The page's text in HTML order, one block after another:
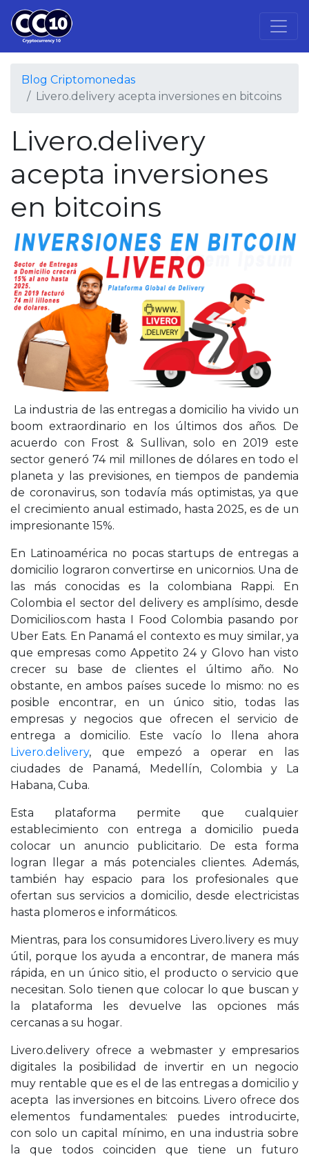
Blog Criptomonedas
Livero.delivery acepta inversiones en bitcoins
Livero.delivery
acepta inversiones
en bitcoins
La industria de las entregas a domicilio ha vivido un
boom extraordinario en los últimos dos años. De
acuerdo con Frost & Sullivan, solo en 2019 este
sector generó 74 mil millones de dólares en todo el
planeta y las previsiones, en tiempos de pandemia
de coronavirus, son todavía más optimistas, ya que
el crecimiento anual estimado, hasta 2025, es de un
impresionante 15%.
En Latinoamérica no pocas startups de entregas a
domicilio lograron convertirse en unicornios. Una de
las más conocidas es la colombiana Rappi. En
Colombia el sector del delivery es amplísimo, desde
Domicilios.com hasta I Food Colombia pasando por
Uber Eats. En Panamá el contexto es muy similar, ya
que empresas como Appetito 24 y Glovo han visto
crecer su base de clientes el último año. No
obstante, en ambos países sucede lo mismo: no es
posible encontrar, en un único sitio, todas las
empresas y negocios que ofrecen el servicio de
entrega a domicilio. Este vacío lo llena ahora
Livero.delivery, que empezó a operar en las
ciudades de Panamá, Medellín, Colombia y La
Habana, Cuba.
Esta plataforma permite que cualquier
establecimiento con entrega a domicilio pueda
colocar un anuncio publicitario. De esta forma
logran llegar a más potenciales clientes. Además,
también hay espacio para los profesionales que
ofertan sus servicios a domicilio, desde electricistas
hasta plomeros e informáticos.
Mientras, para los consumidores Livero.livery es muy
útil, porque los ayuda a encontrar, de manera más
rápida, en un único sitio, el producto o servicio que
necesitan. Solo tienen que colocar lo que buscan y
la plataforma les devuelve las opciones más
cercanas a su hogar.
Livero.delivery ofrece a webmaster y empresarios
digitales la posibilidad de invertir en un negocio
muy rentable que es el de las entregas a domicilio y
acepta las inversiones en bitcoins. Livero ofrece dos
elementos fundamentales: puedes introducirte,
con solo un capital mínimo, en una industria sobre
la que todos coinciden que tiene un futuro